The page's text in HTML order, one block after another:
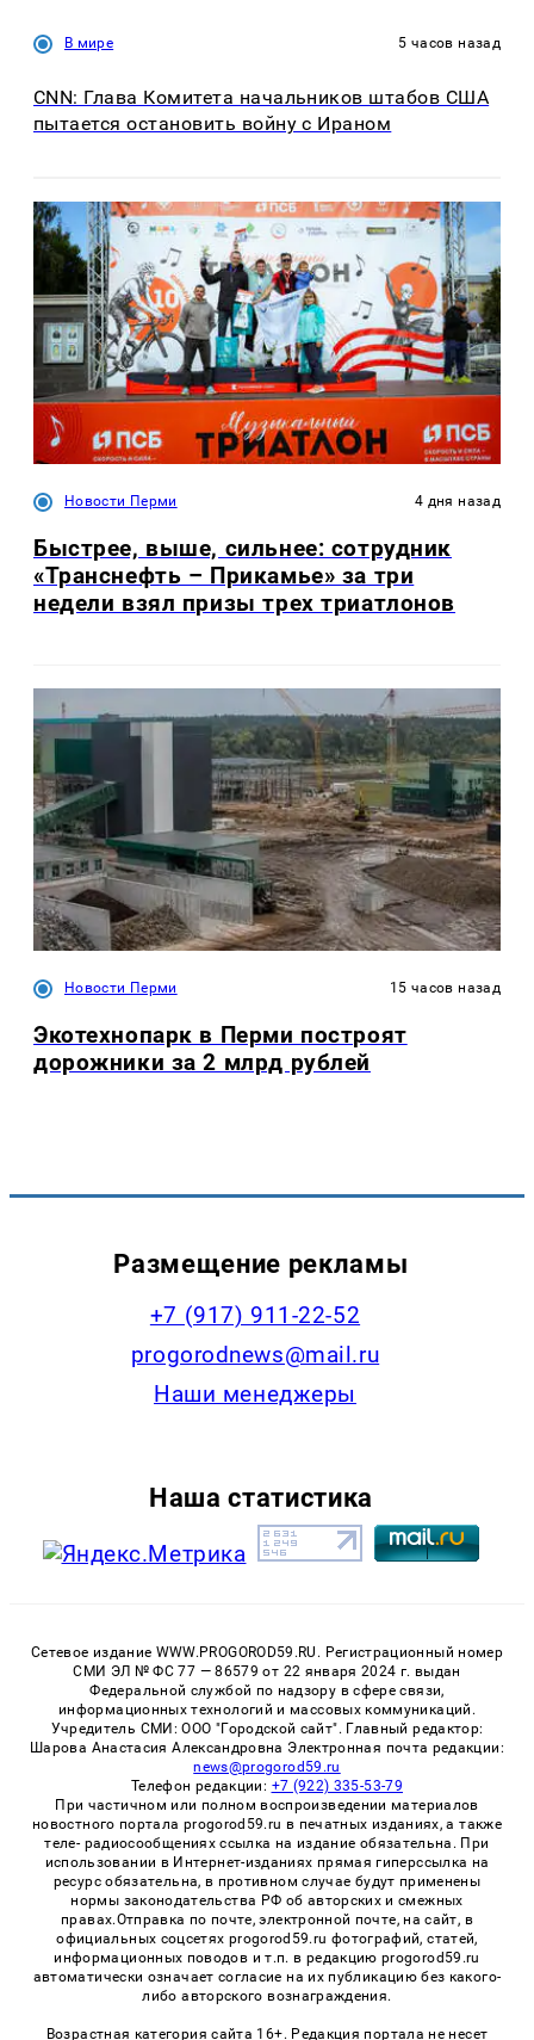
В мире 5 часов назад
CNN: Глава Комитета начальников штабов США
пытается остановить войну с Ираном
Новости Перми 4 дня назад
Быстрее, выше, сильнее: сотрудник
«Транснефть – Прикамье» за три
недели взял призы трех триатлонов
Новости Перми 15 часов назад
Экотехнопарк в Перми построят
дорожники за 2 млрд рублей
Размещение рекламы
+7 (917) 911-22-52
progorodnews@mail.ru
Наши менеджеры
Наша статистика
Сетевое издание WWW.PROGOROD59.RU. Регистрационный номер
СМИ ЭЛ № ФС 77 — 86579 от 22 января 2024 г. выдан
Федеральной службой по надзору в сфере связи,
информационных технологий и массовых коммуникаций.
Учредитель СМИ: ООО "Городской сайт". Главный редактор:
Шарова Анастасия Александровна Электронная почта редакции:
news@progorod59.ru
Телефон редакции: +7 (922) 335-53-79
При частичном или полном воспроизведении материалов
новостного портала progorod59.ru в печатных изданиях, а также
теле- радиосообщениях ссылка на издание обязательна. При
использовании в Интернет-изданиях прямая гиперссылка на
ресурс обязательна, в противном случае будут применены
нормы законодательства РФ об авторских и смежных
правах.Отправка по почте, электронной почте, на сайт, в
официальных соцсетях progorod59.ru фотографий, статей,
информационных поводов и т.п. в редакцию progorod59.ru
автоматически означает согласие на их публикацию без какого-
либо авторского вознаграждения.
Возрастная категория сайта 16+. Редакция портала не несет